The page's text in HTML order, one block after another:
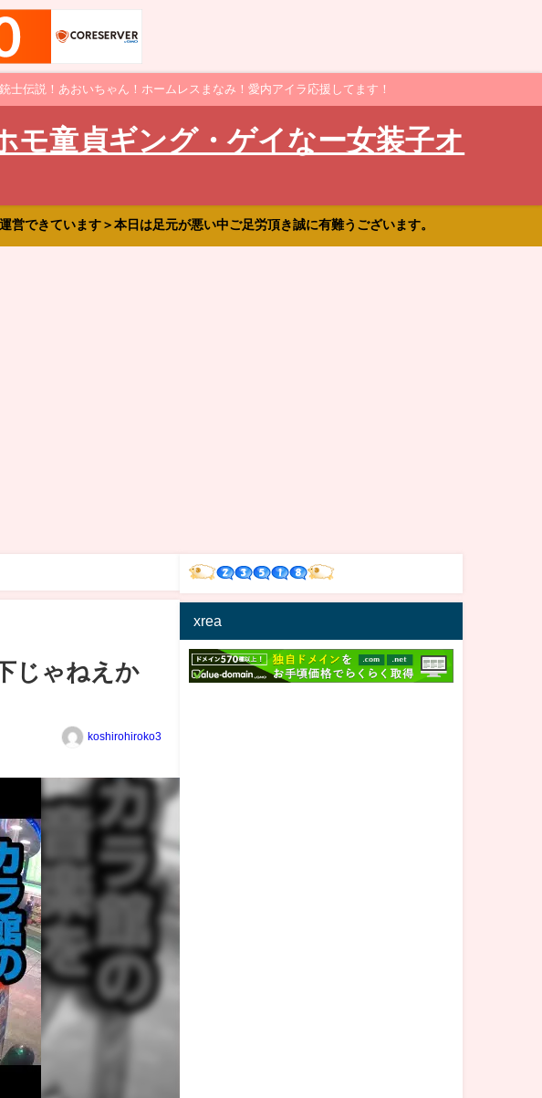
伝説！あおいちゃん！ホームレスまなみ！愛内アイラ応援してます！
モ童貞ギング・ゲイなー女装子オ
できています＞本日は足元が悪い中ご足労頂き誠に有難うございます。
じゃねえか
koshirohiroko3
xrea